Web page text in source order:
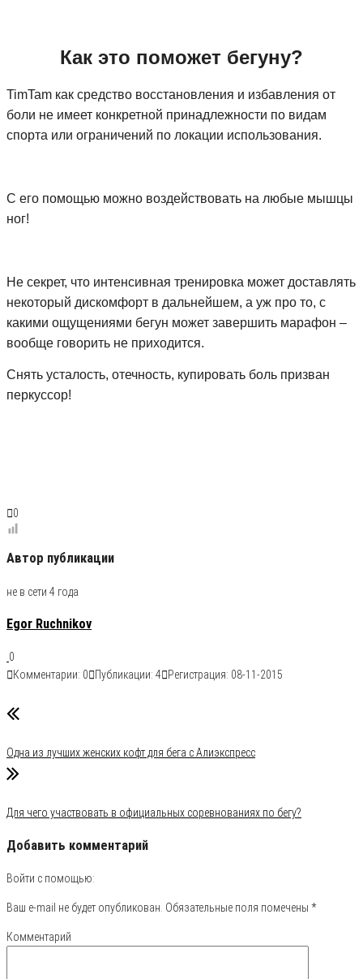
Как это поможет бегуну?
TimTam как средство восстановления и избавления от
боли не имеет конкретной принадлежности по видам
спорта или ограничений по локации использования.
С его помощью можно воздействовать на любые мышцы
ног!
Не секрет, что интенсивная тренировка может доставлять
некоторый дискомфорт в дальнейшем, а уж про то, с
какими ощущениями бегун может завершить марафон –
вообще говорить не приходится.
Снять усталость, отечность, купировать боль призван
перкуссор!
0
Автор публикации
не в сети 4 года
Egor Ruchnikov
0
Комментарии: 0
Публикации: 4
Регистрация: 08-11-2015
Одна из лучших женских кофт для бега с Алиэкспресс
Для чего участвовать в официальных соревнованиях по бегу?
Добавить комментарий
Войти с помощью:
Ваш e-mail не будет опубликован. Обязательные поля помечены *
Комментарий